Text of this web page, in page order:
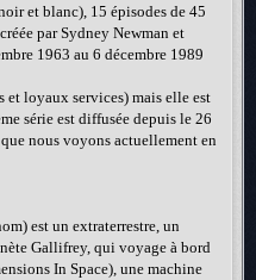
et blanc), 15 épisodes de 45
par Sydney Newman et
1963 au 6 décembre 1989
et loyaux services) mais elle est
série est diffusée depuis le 26
nous voyons actuellement en
est un extraterrestre, un
Gallifrey, qui voyage à bord
In Space), une machine